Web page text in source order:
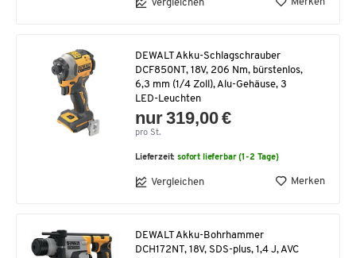
Vergleichen
DEWALT Akku-Schlagschrauber
DCF850NT, 18V, 206 Nm, bürstenlos,
6,3 mm (1/4 Zoll), Alu-Gehäuse, 3
LED-Leuchten
nur 319,00 €
pro St.
Lieferzeit:sofort lieferbar (1-2 Tage)
Vergleichen Merken
DEWALT Akku-Bohrhammer
DCH172NT, 18V, SDS-plus, 1,4 J, AVC